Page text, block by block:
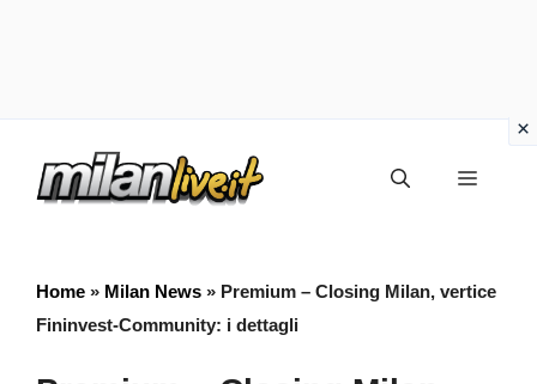
Menu
Home » Milan News » Premium – Closing Milan, vertice
Fininvest-Community: i dettagli